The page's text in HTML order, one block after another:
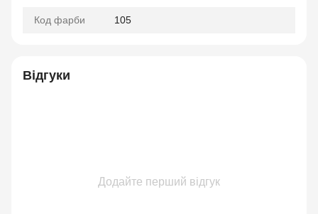
Код фарби 105
Відгуки
Додайте перший відгук